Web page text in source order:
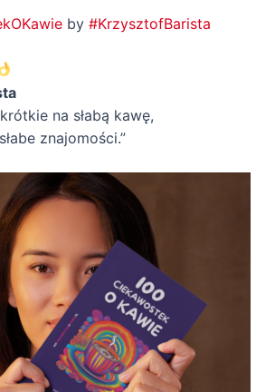
by #KrzysztofBarista
na słabą kawę,
znajomości.”